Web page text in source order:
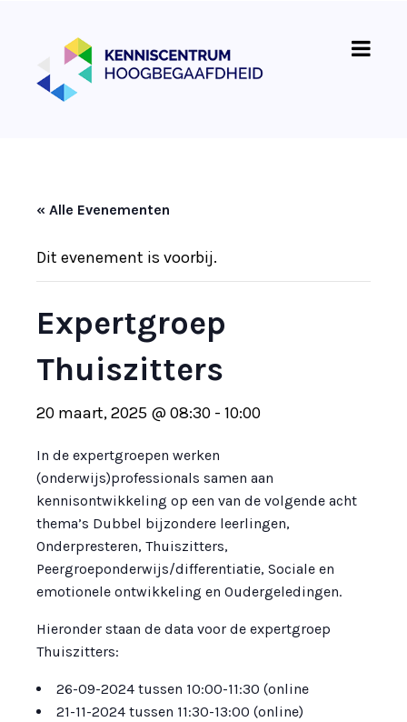
« Alle Evenementen
Dit evenement is voorbij.
Expertgroep
Thuiszitters
20 maart, 2025 @ 08:30 - 10:00
In de expertgroepen werken
(onderwijs)professionals samen aan
kennisontwikkeling op een van de volgende acht
thema’s Dubbel bijzondere leerlingen,
Onderpresteren, Thuiszitters,
Peergroeponderwijs/differentiatie, Sociale en
emotionele ontwikkeling en Oudergeledingen.
Hieronder staan de data voor de expertgroep
Thuiszitters:
26-09-2024 tussen 10:00-11:30 (online
21-11-2024 tussen 11:30-13:00 (online)